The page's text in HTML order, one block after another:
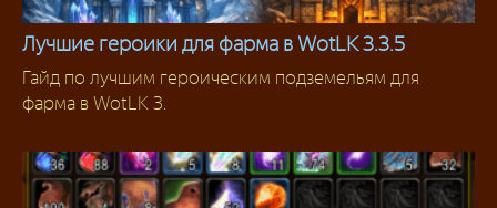
Гайды
Лучшие героики для фарма в WotLK 3.3.5
Гайд по лучшим героическим подземельям для
фарма в WotLK 3.